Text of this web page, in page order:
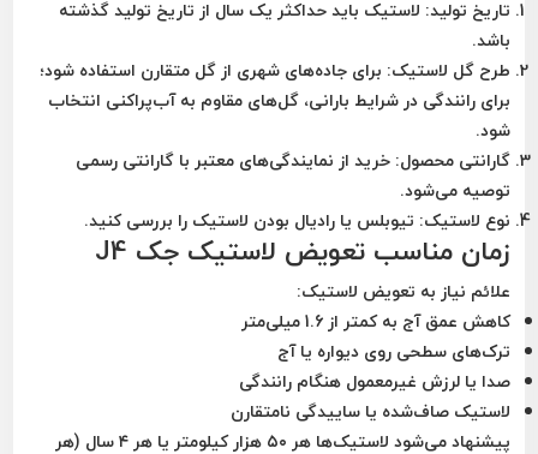
تاریخ تولید: لاستیک باید حداکثر یک سال از تاریخ تولید گذشته
باشد.
طرح گل لاستیک: برای جاده‌های شهری از گل متقارن استفاده شود؛
برای رانندگی در شرایط بارانی، گل‌های مقاوم به آب‌پراکنی انتخاب
شود.
گارانتی محصول: خرید از نمایندگی‌های معتبر با گارانتی رسمی
توصیه می‌شود.
نوع لاستیک: تیوبلس یا رادیال بودن لاستیک را بررسی کنید.
زمان مناسب تعویض لاستیک جک J4
علائم نیاز به تعویض لاستیک:
کاهش عمق آج به کمتر از 1.6 میلی‌متر
ترک‌های سطحی روی دیواره یا آج
صدا یا لرزش غیرمعمول هنگام رانندگی
لاستیک صاف‌شده یا ساییدگی نامتقارن
پیشنهاد می‌شود لاستیک‌ها هر ۵۰ هزار کیلومتر یاهر ۴ سال
(هر